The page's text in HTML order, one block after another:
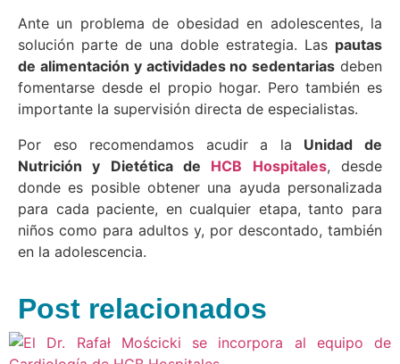
Ante un problema de obesidad en adolescentes, la
solución parte de una doble estrategia. Las pautas
de alimentación y actividades no sedentarias deben
fomentarse desde el propio hogar. Pero también es
importante la supervisión directa de especialistas.
Por eso recomendamos acudir a la Unidad de
Nutrición y Dietética de HCB Hospitales, desde
donde es posible obtener una ayuda personalizada
para cada paciente, en cualquier etapa, tanto para
niños como para adultos y, por descontado, también
en la adolescencia.
Post relacionados